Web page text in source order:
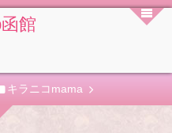
館
キラニコmama